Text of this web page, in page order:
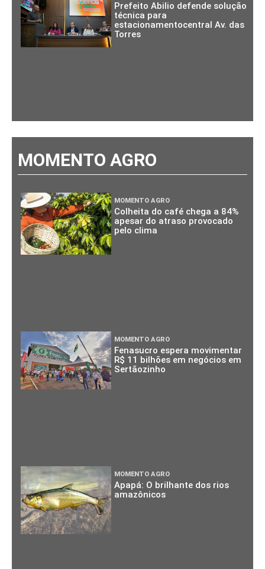
Prefeito Abilio defende solução
técnica para
estacionamentocentral Av. das
Torres
MOMENTO AGRO
MOMENTO AGRO
Colheita do café chega a 84%
apesar do atraso provocado
pelo clima
MOMENTO AGRO
Fenasucro espera movimentar
R$ 11 bilhões em negócios em
Sertãozinho
MOMENTO AGRO
Apapá: O brilhante dos rios
amazônicos